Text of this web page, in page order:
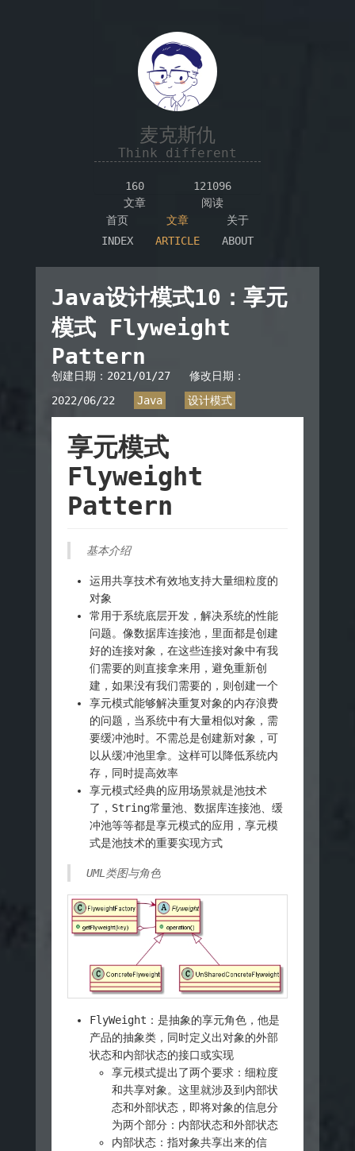
麦克斯仇
Think different
160
文章
121096
阅读
首页
INDEX
文章
ARTICLE
关于
ABOUT
Java设计模式10：享元
模式 Flyweight
Pattern
创建日期： 2021/01/27修改日期：
2022/06/22
Java 设计模式
享元模式
Flyweight
Pattern
基本介绍
运用共享技术有效地支持大量细粒度的
对象
常用于系统底层开发，解决系统的性能
问题。像数据库连接池，里面都是创建
好的连接对象，在这些连接对象中有我
们需要的则直接拿来用，避免重新创
建，如果没有我们需要的，则创建一个
享元模式能够解决重复对象的内存浪费
的问题，当系统中有大量相似对象，需
要缓冲池时。不需总是创建新对象，可
以从缓冲池里拿。这样可以降低系统内
存，同时提高效率
享元模式经典的应用场景就是池技术
了，String常量池、数据库连接池、缓
冲池等等都是享元模式的应用，享元模
式是池技术的重要实现方式
UML类图与角色
FlyWeight：是抽象的享元角色，他是
产品的抽象类，同时定义出对象的外部
状态和内部状态的接口或实现
享元模式提出了两个要求：细粒度
和共享对象。这里就涉及到内部状
态和外部状态，即将对象的信息分
为两个部分：内部状态和外部状态
内部状态：指对象共享出来的信